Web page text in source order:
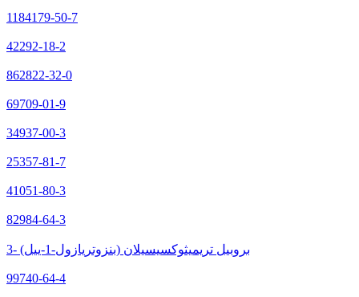
1184179-50-7
42292-18-2
862822-32-0
69709-01-9
34937-00-3
25357-81-7
41051-80-3
82984-64-3
3- (بنزوتريازول-1-ييل) بروبيل تريميثوكسيسيلان
99740-64-4